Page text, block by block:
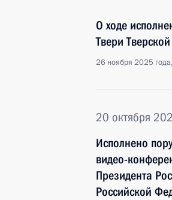
О ходе
Твери
26 ноября 2025
20 октября
Исполнено
видео-
Президента
Российской